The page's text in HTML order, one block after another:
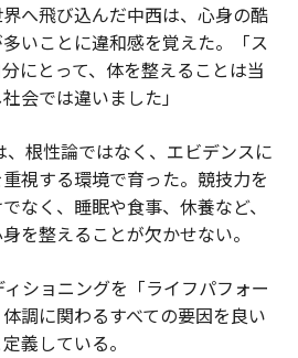
へ飛び込んだ中西は、心身の酷
いことに違和感を覚えた。「ス
にとって、体を整えることは当
会では違いました」
根性論ではなく、エビデンスに
視する環境で育った。競技力を
なく、睡眠や食事、休養など、
を整えることが欠かせない。
ショニングを「ライフパフォー
調に関わるすべての要因を良い
義している。